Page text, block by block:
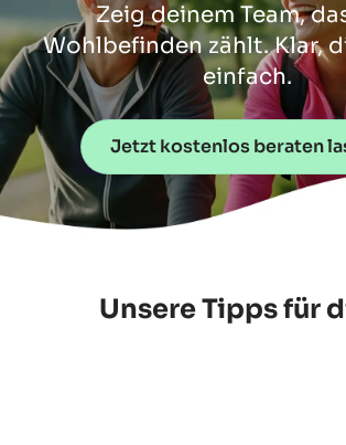
Zeig deinem Team,
Wohlbefinden zählt. Klar,
einfach.
Jetzt kostenlos beraten
Unsere Tipps für